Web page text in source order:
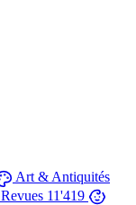
Art & Antiquités
11'419